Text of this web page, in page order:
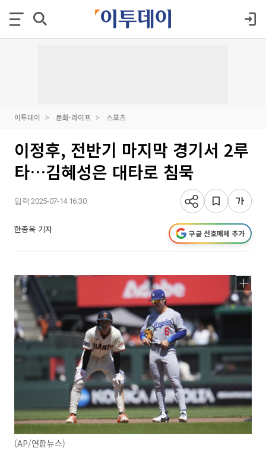
이투데이 문화·라이프 스포츠
이정후, 전반기 마지막 경기서 2루
타…김혜성은 대타로 침묵
입력 2025-07-14 16:30
한종욱 기자 구글 선호매체 추가
(AP/연합뉴스)